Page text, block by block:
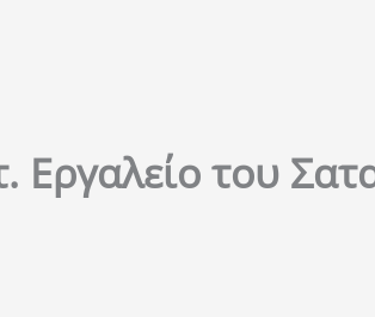
Εργαλείο του